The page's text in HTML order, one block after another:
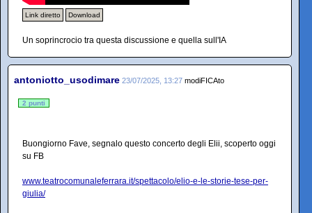
Link diretto Download
Un soprincrocio tra questa discussione e quella sull'IA
antoniotto_usodimare 23/07/2025, 13:27 modiFICAto
2 punti
Buongiorno Fave, segnalo questo concerto degli Elii, scoperto oggi
su FB
www.teatrocomunaleferrara.it/spettacolo/elio-e-le-storie-tese-per-
giulia/